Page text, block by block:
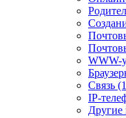
WWW-
Связь
IP-
Другие